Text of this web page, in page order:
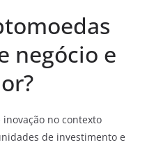
negócio e
no contexto
de investimento e